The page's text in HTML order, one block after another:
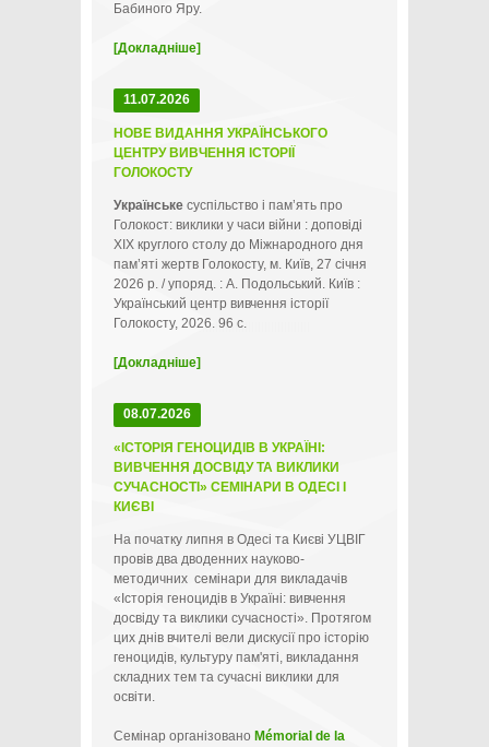
Бабиного Яру.
[Докладніше]
11.07.2026
НОВЕ ВИДАННЯ УКРАЇНСЬКОГО
ЦЕНТРУ ВИВЧЕННЯ ІСТОРІЇ
ГОЛОКОСТУ
Українське суспільство і пам’ять про
Голокост: виклики у часи війни : доповіді
ХІХ круглого столу до Міжнародного дня
пам’яті жертв Голокосту, м. Київ, 27 січня
2026 р. / упоряд. : А. Подольський. Київ :
Український центр вивчення історії
Голокосту, 2026. 96 с.
[Докладніше]
08.07.2026
«ІСТОРІЯ ГЕНОЦИДІВ В УКРАЇНІ:
ВИВЧЕННЯ ДОСВІДУ ТА ВИКЛИКИ
СУЧАСНОСТІ» СЕМІНАРИ В ОДЕСІ І
КИЄВІ
На початку липня в Одесі та Києві УЦВІГ
провів два дводенних науково-
методичних семінари для викладачів
«Історія геноцидів в Україні: вивчення
досвіду та виклики сучасності». Протягом
цих днів вчителі вели дискусії про історію
геноцидів, культуру пам'яті, викладання
складних тем та сучасні виклики для
освіти.
Семінар організовано Mémorial de la